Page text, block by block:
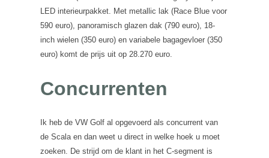
LED interieurpakket. Met metallic lak (Race Blue voor
590 euro), panoramisch glazen dak (790 euro), 18-
inch wielen (350 euro) en variabele bagagevloer (350
euro) komt de prijs uit op 28.270 euro.
Concurrenten
Ik heb de VW Golf al opgevoerd als concurrent van
de Scala en dan weet u direct in welke hoek u moet
zoeken. De strijd om de klant in het C-segment is